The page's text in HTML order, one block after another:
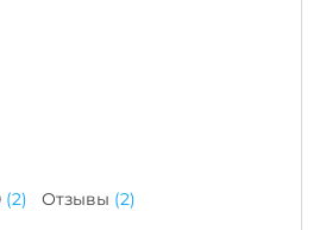
(2) Отзывы (2)